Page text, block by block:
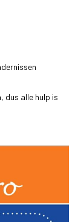
dus alle hulp is